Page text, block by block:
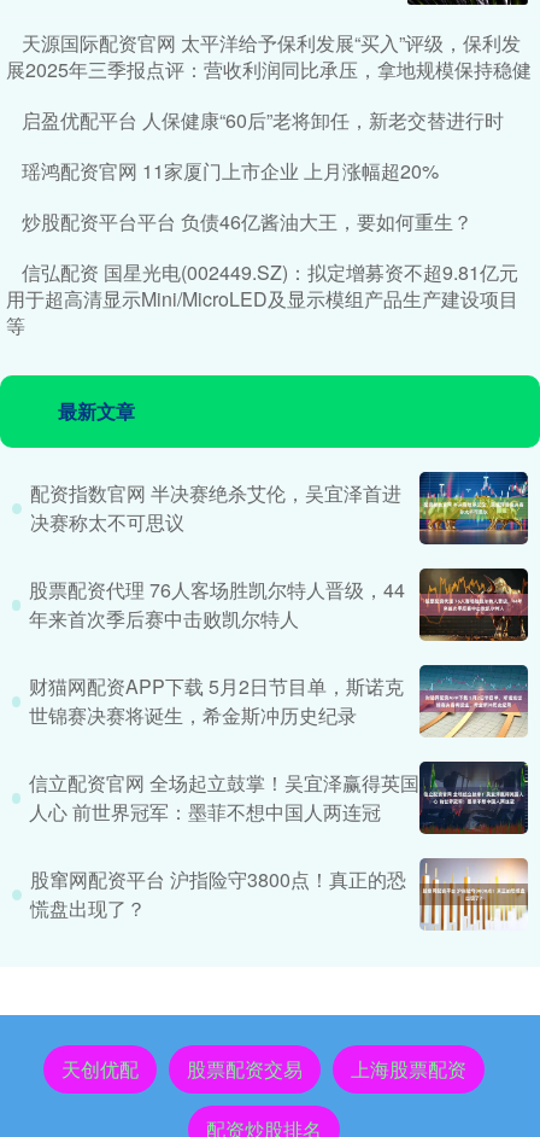
天源国际配资官网 太平洋给予保利发展“买入”评级，保利发
展2025年三季报点评：营收利润同比承压，拿地规模保持稳健
启盈优配平台 人保健康“60后”老将卸任，新老交替进行时
瑶鸿配资官网 11家厦门上市企业 上月涨幅超20%
炒股配资平台平台 负债46亿酱油大王，要如何重生？
信弘配资 国星光电(002449.SZ)：拟定增募资不超9.81亿元
用于超高清显示Mini/MicroLED及显示模组产品生产建设项目
等
最新文章
配资指数官网 半决赛绝杀艾伦，吴宜泽首进
决赛称太不可思议
股票配资代理 76人客场胜凯尔特人晋级，44
年来首次季后赛中击败凯尔特人
财猫网配资APP下载 5月2日节目单，斯诺克
世锦赛决赛将诞生，希金斯冲历史纪录
信立配资官网 全场起立鼓掌！吴宜泽赢得英国
人心 前世界冠军：墨菲不想中国人两连冠
股窜网配资平台 沪指险守3800点！真正的恐
慌盘出现了？
天创优配 股票配资交易 上海股票配资
配资炒股排名